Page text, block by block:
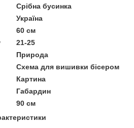
Срібна бусинка
Україна
60 см
21-25
Природа
Схема для вишивки бісером
Картина
Габардин
90 см